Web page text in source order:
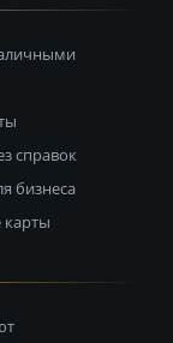
справок
бизнеса
карты